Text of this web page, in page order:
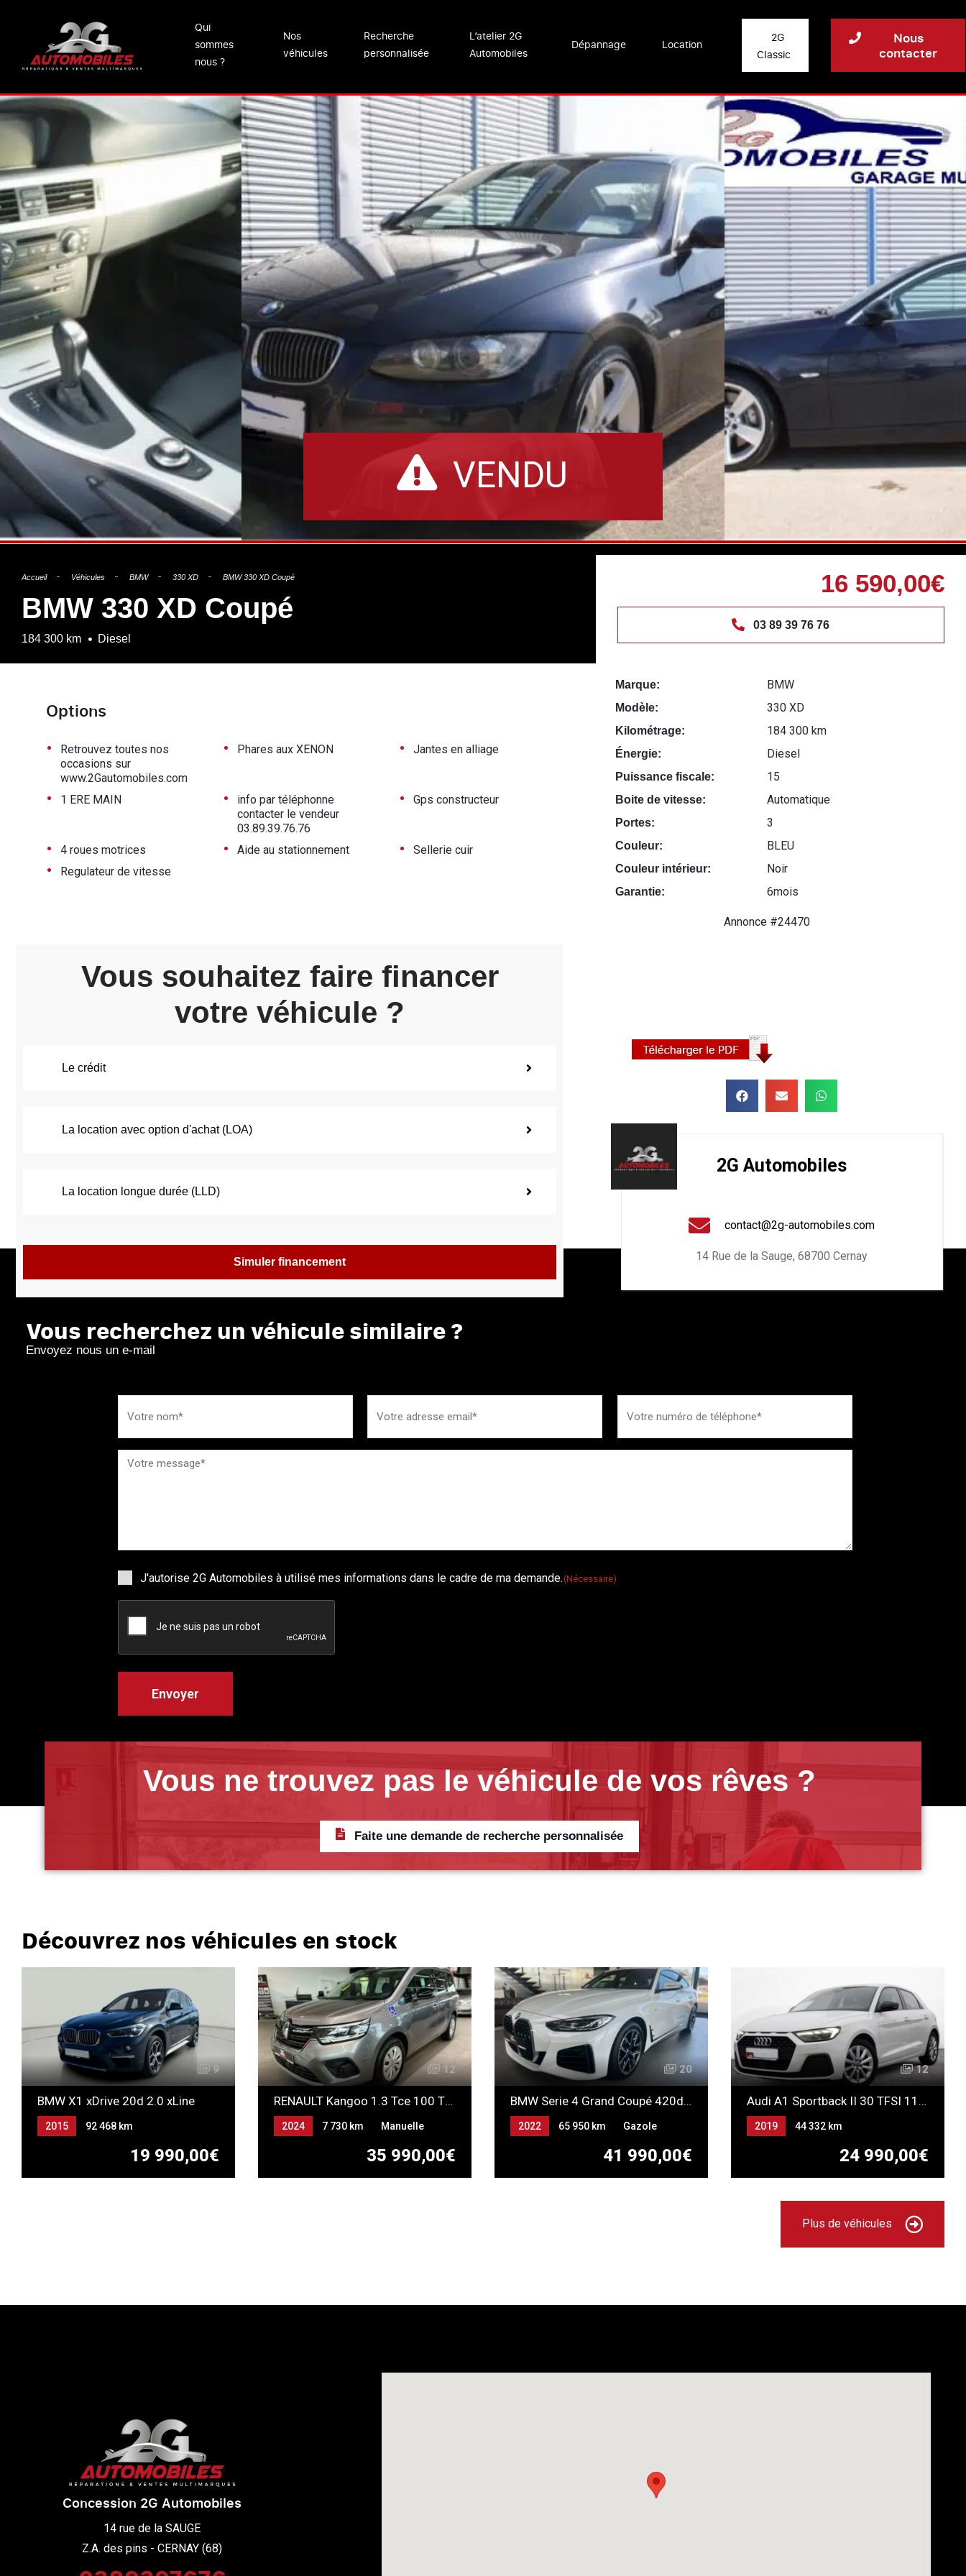
Qui
sommes
nous ?
Nos
véhicules
Recherche
personnalisée
L’atelier 2G
Automobiles
Dépannage Location
2G
Classic
Nous
contacter
VENDU
Accueil Véhicules BMW 330 XD BMW 330 XD Coupé
BMW 330 XD Coupé
184 300 km Diesel
16 590,00€
03 89 39 76 76
Options
•
Retrouvez toutes nos
occasions sur
www.2Gautomobiles.com
• Phares aux XENON • Jantes en alliage
• 1 ERE MAIN •
info par téléphonne
contacter le vendeur
03.89.39.76.76
• Gps constructeur
• 4 roues motrices • Aide au stationnement • Sellerie cuir
• Regulateur de vitesse
Marque: BMW
Modèle: 330 XD
Kilométrage: 184 300 km
Énergie: Diesel
Puissance fiscale: 15
Boite de vitesse: Automatique
Portes: 3
Couleur: BLEU
Couleur intérieur: Noir
Garantie: 6mois
Annonce #24470
Vous souhaitez faire financer
votre véhicule ?
Le crédit
La location avec option d'achat (LOA)
La location longue durée (LLD)
Simuler financement
2G Automobiles
contact@2g-automobiles.com
14 Rue de la Sauge, 68700 Cernay
Vous recherchez un véhicule similaire ?
Envoyez nous un e-mail
J'autorise 2G Automobiles à utilisé mes informations dans le cadre de ma demande.(Nécessaire)
Vous ne trouvez pas le véhicule de vos rêves ?
Faite une demande de recherche personnalisée
Découvrez nos véhicules en stock
9
BMW X1 xDrive 20d 2.0 xLine
19 990,00€
2015
92 468 km
12
RENAULT Kangoo 1.3 Tce 100 TPMR
35 990,00€
2024 7 730 km
Manuelle
20
BMW Serie 4 Grand Coupé 420dA xDrive 190 Business Design
41 990,00€
2022 65 950 km Gazole
12
Audi A1 Sportback II 30 TFSI 110 S-Tronic
24 990,00€
2019
44 332 km
Plus de véhicules
Concession 2G Automobiles
14 rue de la SAUGE
Z.A. des pins - CERNAY (68)